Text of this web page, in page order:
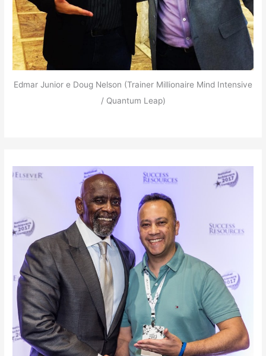
Edmar Junior e Doug Nelson (Trainer Millionaire Mind Intensive
/ Quantum Leap)